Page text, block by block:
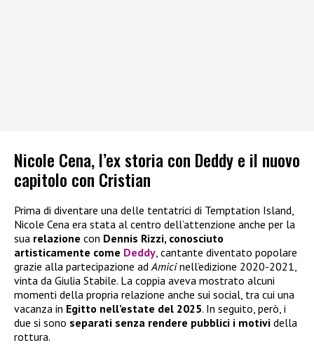
Nicole Cena, l’ex storia con Deddy e il nuovo
capitolo con Cristian
Prima di diventare una delle tentatrici di Temptation Island,
Nicole Cena era stata al centro dell’attenzione anche per la
sua relazione con Dennis Rizzi, conosciuto
artisticamente come Deddy, cantante diventato popolare
grazie alla partecipazione adAmicinell’edizione 2020-2021,
vinta da Giulia Stabile. La coppia aveva mostrato alcuni
momenti della propria relazione anche sui social, tra cui una
vacanza in Egitto nell’estate del 2025. In seguito, però, i
due si sono separati senza rendere pubblici i motivi della
rottura.